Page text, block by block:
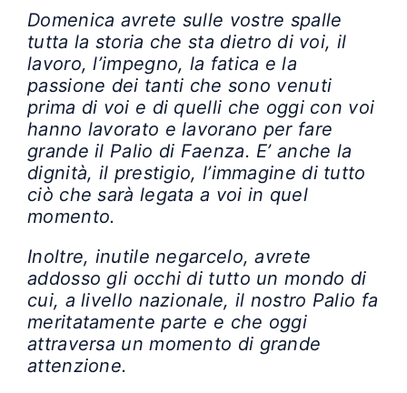
Domenica avrete sulle vostre spalle
tutta la storia che sta dietro di voi, il
lavoro, l’impegno, la fatica e la
passione dei tanti che sono venuti
prima di voi e di quelli che oggi con voi
hanno lavorato e lavorano per fare
grande il Palio di Faenza. E’ anche la
dignità, il prestigio, l’immagine di tutto
ciò che sarà legata a voi in quel
momento.
Inoltre, inutile negarcelo, avrete
addosso gli occhi di tutto un mondo di
cui, a livello nazionale, il nostro Palio fa
meritatamente parte e che oggi
attraversa un momento di grande
attenzione.